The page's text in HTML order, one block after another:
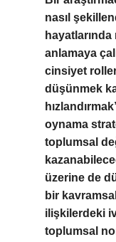
nasıl
hayatlarında
anlamaya
cinsiyet
düşünmek
oynama
toplumsal
üzerine de
bir
ilişkilerdeki
toplumsal